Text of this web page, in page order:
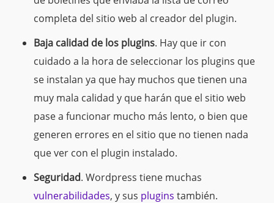
completa del sitio web al creador del plugin.
Baja calidad de los plugins. Hay que ir con
cuidado a la hora de seleccionar los plugins que
se instalan ya que hay muchos que tienen una
muy mala calidad y que harán que el sitio web
pase a funcionar mucho más lento, o bien que
generen errores en el sitio que no tienen nada
que ver con el plugin instalado.
Seguridad. Wordpress tiene muchas
vulnerabilidades, y sus plugins también.